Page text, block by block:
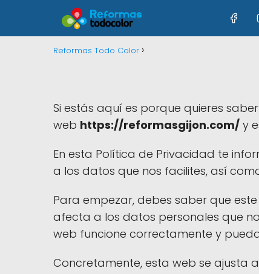
Reformas Todo Color
Si estás aquí es porque quieres
web https://reformasgijon.com/ y
En esta Política de Privacidad te
a los datos que nos facilites, así
Para empezar, debes saber que
afecta a los datos personales que
web funcione correctamente y
Concretamente, esta web se ajusta